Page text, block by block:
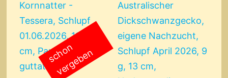
s
c
h
o
n
v
e
r
g
e
b
e
n